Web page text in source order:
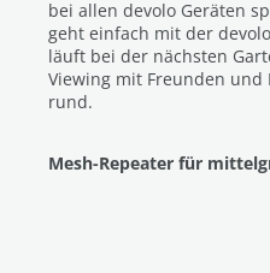
bei allen devolo Geräten
geht einfach mit der
läuft bei der nächsten
Viewing mit Freunden
rund.
Mesh-Repeater für